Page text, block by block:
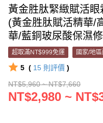
黃金胜肽緊緻賦活
(黃金胜肽賦活精華/
華/藍銅玻尿酸保濕
精華)擇1【莊雨潔推
超取滿NT$999免運 國家/地
5 ( 15 則評價 )
NT$5,960 ~ NT$7,660
NT$2,980 ~